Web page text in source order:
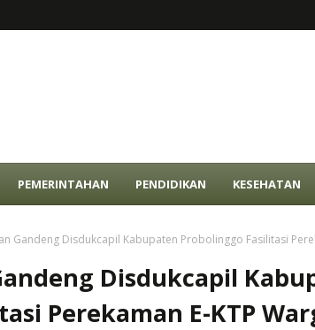
PEMERINTAHAN PENDIDIKAN KESEHATAN
Gandeng Disdukcapil Kabupaten Probolinggo Fasilitasi
Disdukcapil
Perekaman E-KTP